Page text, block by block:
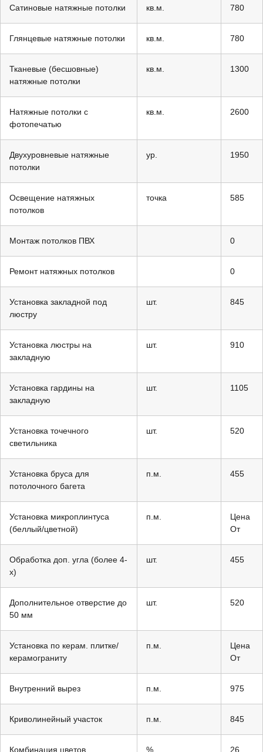
Сатиновые натяжные потолки кв.м. 780
Глянцевые натяжные потолки кв.м. 780
Тканевые (бесшовные)
натяжные потолки
кв.м. 1300
Натяжные потолки с
фотопечатью
кв.м. 2600
Двухуровневые натяжные
потолки
ур. 1950
Освещение натяжных
потолков
точка 585
Монтаж потолков ПВХ 0
Ремонт натяжных потолков 0
Установка закладной под
люстру
шт. 845
Установка люстры на
закладную
шт. 910
Установка гардины на
закладную
шт. 1105
Установка точечного
светильника
шт. 520
Установка бруса для
потолочного багета
п.м. 455
Установка микроплинтуса
(беллый/цветной)
п.м.
Цена
От
Обработка доп. угла (более 4-
х)
шт. 455
Дополнительное отверстие до
50 мм
шт. 520
Установка по керам. плитке/
керамограниту
п.м.
Цена
От
Внутренний вырез п.м. 975
Криволинейный участок п.м. 845
Комбинация цветов % 26